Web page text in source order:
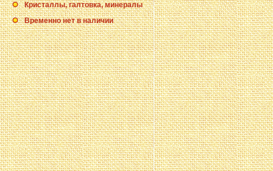
Кристаллы, галтовка, минералы
Временно нет в наличии